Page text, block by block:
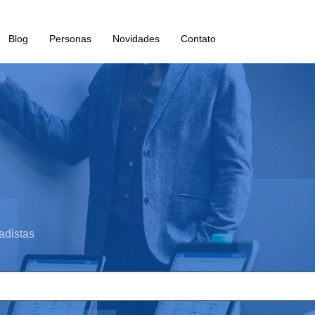
Blog Personas Novidades Contato